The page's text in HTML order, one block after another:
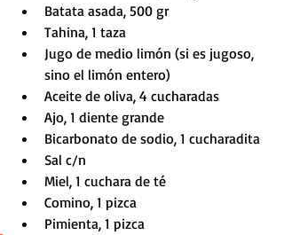
Batata asada, 500 gr
Tahina, 1 taza
Jugo de medio limón (si es jugoso,
sino el limón entero)
Aceite de oliva, 4 cucharadas
Ajo, 1 diente grande
Bicarbonato de sodio, 1 cucharadita
Sal c/n
Miel, 1 cuchara de té
Comino, 1 pizca
Pimienta, 1 pizca